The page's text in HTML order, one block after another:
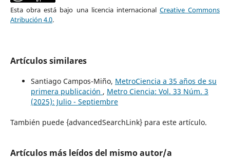
Esta obra está bajo una licencia internacional Creative Commons
Atribución 4.0.
Artículos similares
Santiago Campos-Miño, MetroCiencia a 35 años de su
primera publicación , Metro Ciencia: Vol. 33 Núm. 3
(2025): Julio - Septiembre
También puede {advancedSearchLink} para este artículo.
Artículos más leídos del mismo autor/a